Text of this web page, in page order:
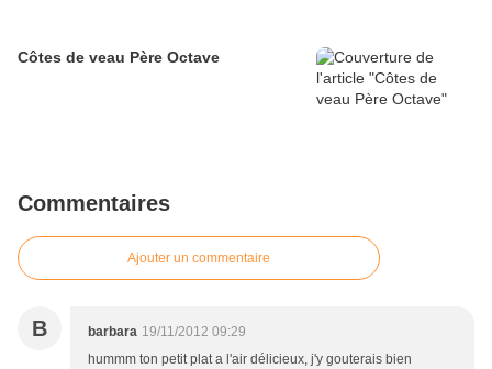
Côtes de veau Père Octave
Commentaires
Ajouter un commentaire
B barbara 19/11/2012 09:29
hummm ton petit plat a l'air délicieux, j'y gouterais bien